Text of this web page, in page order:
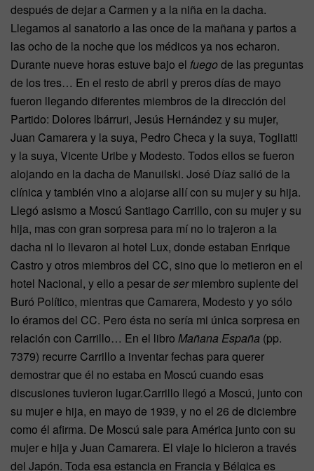
después de dejar a Carmen y a la niña en la dacha.
Llegamos al sanatorio a las once de la mañana y partos a
las ocho de la noche que los médicos ya nos echaron.
Durante nueve horas estuve bajo el fuegode las preguntas
de los tres… En el resto de abril y preros días de mayo
fueron llegando diferentes miembros de la dirección del
Partido: Dolores lbárruri, Jesús Hernández y su mujer,
Juan Cama­rera y la suya, Pedro Checa y la suya, Togliatti
y la suya, Vicente Uribe y Modesto. Todos ellos se fueron
alojando en la dacha de Manuilski. José Díaz salió de la
clínica y también vino a alojarse allí con su mujer y su hija.
Llegó asismo a Moscú Santiago Carrillo, con su mujer y su
hija, mas con gran sorpresa para mí no lo trajeron a la
dacha ni lo llevaron al hotel Lux, donde estaban Enrique
Castro y otros miembros del CC, sino que lo metieron en el
hotel Nacional, y ello a pesar de sermiembro suplente del
Buró Político, mientras que Camarera, Modesto y yo sólo
lo éramos del CC. Pero ésta no sería mi única sorpre­sa en
relación con Carrillo… En el libro Mañana España (pp.
7379) recurre Carrillo a inventar fechas para querer
demostrar que él no estaba en Moscú cuando esas
discusiones tuvieron lugar.Carrillo llegó a Moscú, junto con
su mujer e hija, en mayo de 1939, y no el 26 de diciembre
como él afirma. De Moscú sale para América junto con su
mujer e hija y Juan Camarera. El viaje lo hicieron a través
del Japón. Toda esa estancia en Francia y Bélgica es